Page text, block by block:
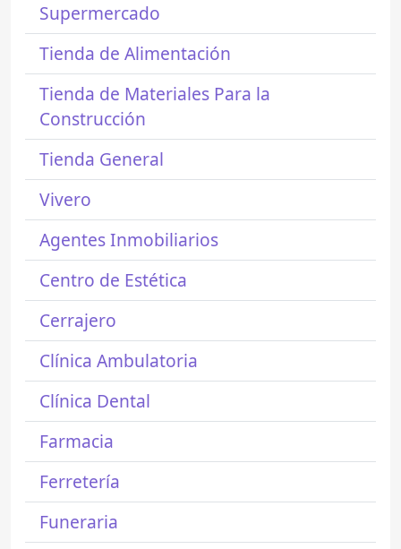
Supermercado
Tienda de Alimentación
Tienda de Materiales Para la
Construcción
Tienda General
Vivero
Agentes Inmobiliarios
Centro de Estética
Cerrajero
Clínica Ambulatoria
Clínica Dental
Farmacia
Ferretería
Funeraria